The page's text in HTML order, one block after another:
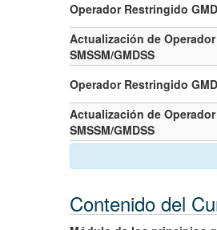
Operador Restringido
Actualización de
SMSSM/GMDSS
Operador Restringido
Actualización de
SMSSM/GMDSS
Contenido del